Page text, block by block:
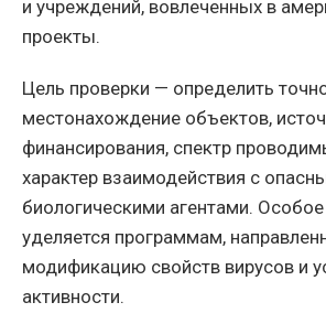
и учреждений, вовлеченных в
проекты.
Цель проверки — определить
местонахождение объектов,
финансирования, спектр
характер взаимодействия с
биологическими агентами.
уделяется программам,
модификацию свойств вирусов и
активности.